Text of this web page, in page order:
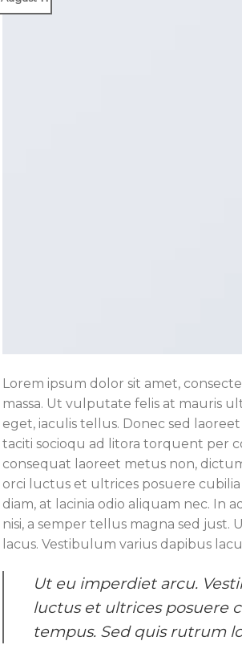
Lorem ipsum dolor sit amet,
massa. Ut vulputate felis at mauris
eget, iaculis tellus. Donec sed
taciti socioqu ad litora torquent per
consequat laoreet metus non,
orci luctus et ultrices posuere
diam, at lacinia odio aliquam nec. In
nisi, a semper tellus magna sed
lacus. Vestibulum varius dapibus
Ut eu imperdiet arcu.
luctus et ultrices posuere
tempus. Sed quis rutrum